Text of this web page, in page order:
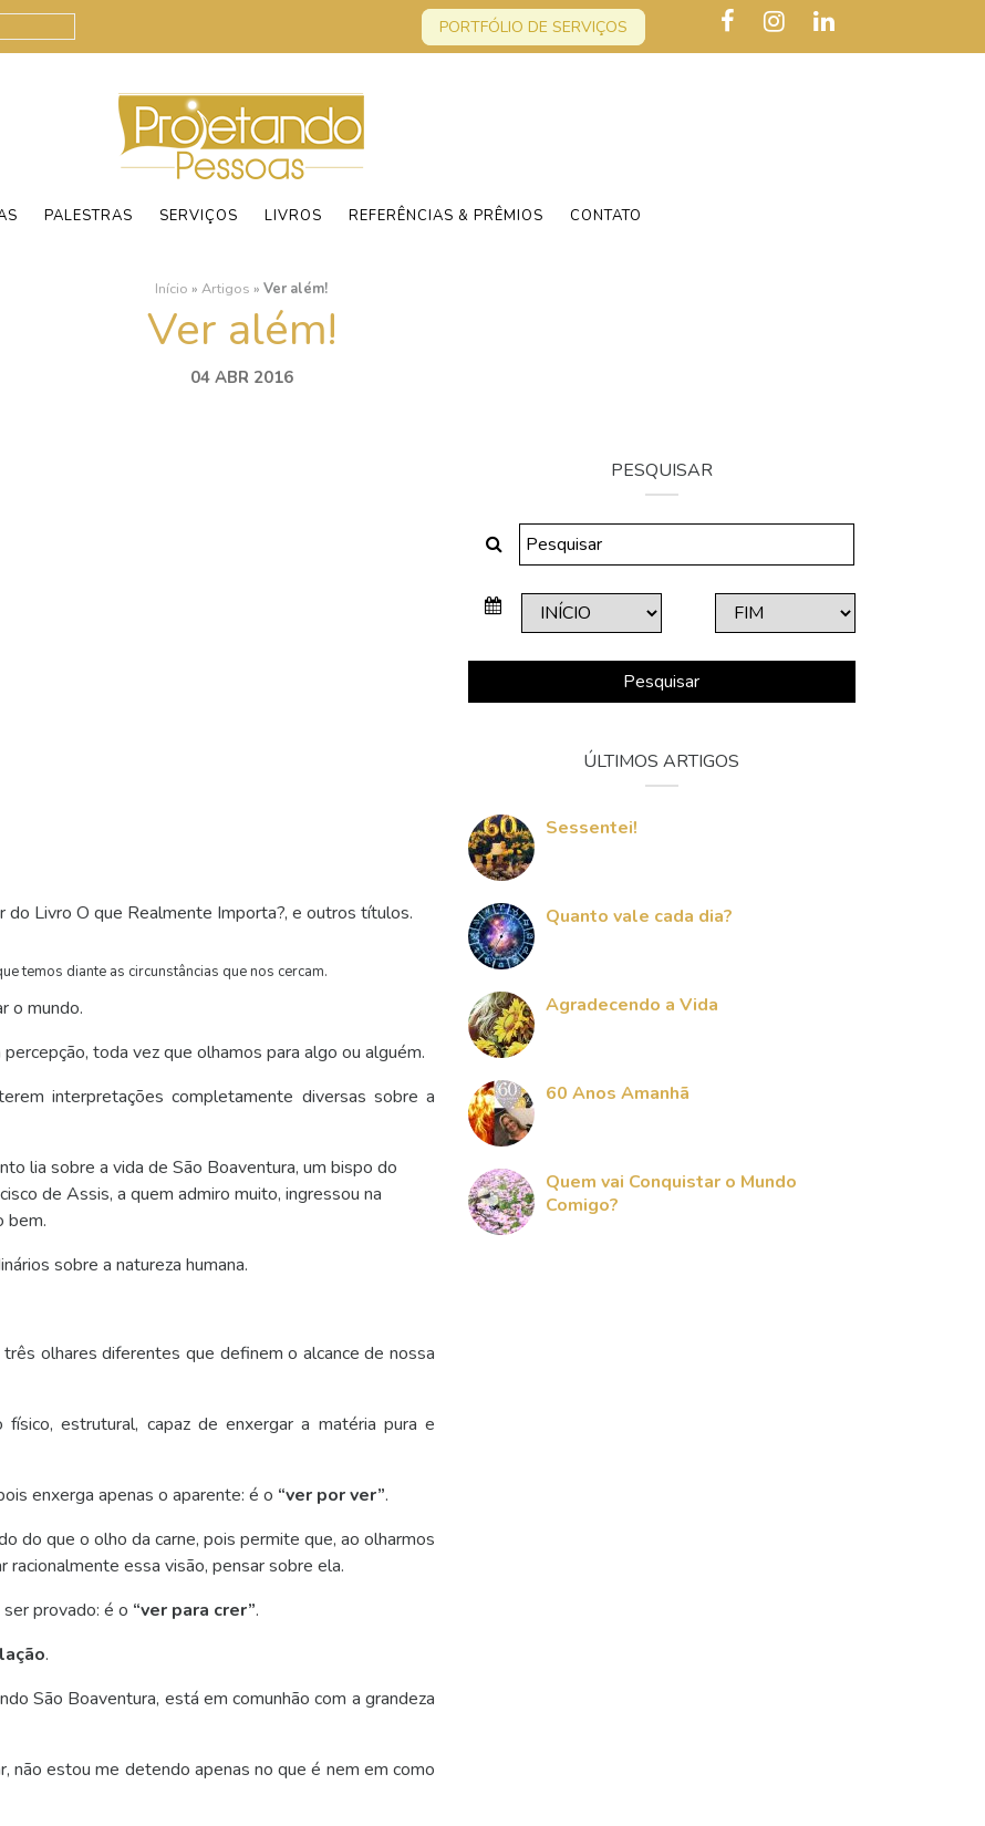
PORTFÓLIO DE SERVIÇOS
PALESTRAS SERVIÇOS LIVROS REFERÊNCIAS & PRÊMIOS CONTATO
Início » Artigos » Ver além!
Ver além!
04 ABR 2016
Livro O que Realmente Importa?, e outros títulos.
temos diante as circunstâncias que nos cercam.
o mundo.
toda vez que olhamos para algo ou alguém.
interpretações completamente diversas sobre a
lia sobre a vida de São Boaventura, um bispo do
de Assis, a quem admiro muito, ingressou na
bem.
sobre a natureza humana.
olhares diferentes que definem o alcance de nossa
físico, estrutural, capaz de enxergar a matéria pura e
enxerga apenas o aparente: é o “ver por ver”.
do que o olho da carne, pois permite que, ao olharmos
racionalmente essa visão, pensar sobre ela.
provado: é o “ver para crer”.
.
São Boaventura, está em comunhão com a grandeza
não estou me detendo apenas no que é nem em como
PESQUISAR
Pesquisar
ÚLTIMOS ARTIGOS
Sessentei!
Quanto vale cada dia?
Agradecendo a Vida
60 Anos Amanhã
Quem vai Conquistar o Mundo
Comigo?